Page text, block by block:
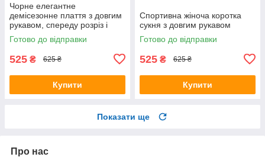
Чорне елегантне
демісезонне плаття з довгим
рукавом, спереду розріз і
коса блискавка
Готово до відправки
525 ₴ 625 ₴
Купити
Спортивна жіноча коротка
сукня з довгим рукавом
Готово до відправки
525 ₴ 625 ₴
Купити
Показати ще
Про нас